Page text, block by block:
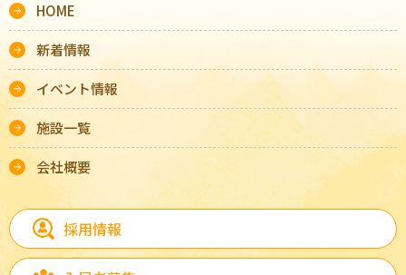
HOME
新着情報
イベント情報
施設一覧
会社概要
採用情報